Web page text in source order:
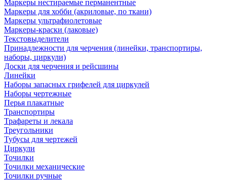
Маркеры нестираемые перманентные
Маркеры для хобби (акриловые, по ткани)
Маркеры ультрафиолетовые
Маркеры-краски (лаковые)
Текстовыделители
Принадлежности для черчения (линейки, транспортиры,
наборы, циркули)
Доски для черчения и рейсшины
Линейки
Наборы запасных грифелей для циркулей
Наборы чертежные
Перья плакатные
Транспортиры
Трафареты и лекала
Треугольники
Тубусы для чертежей
Циркули
Точилки
Точилки механические
Точилки ручные